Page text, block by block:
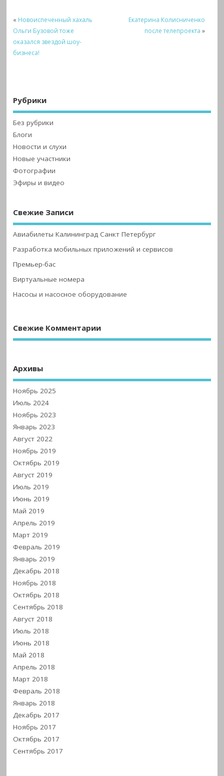
« Новоиспеченный хахаль
Ольги Бузовой тоже
оказался звездой шоу-
бизнеса!
Екатерина Колисниченко
после телепроекта »
Рубрики
Без рубрики
Блоги
Новости и слухи
Новые участники
Фотографии
Эфиры и видео
Свежие Записи
Авиабилеты Калининград Санкт Петербург
Разработка мобильных приложений и сервисов
Премьер-бас
Виртуальные номера
Насосы и насосное оборудование
Свежие Комментарии
Архивы
Ноябрь 2025
Июль 2024
Ноябрь 2023
Январь 2023
Август 2022
Ноябрь 2019
Октябрь 2019
Август 2019
Июль 2019
Июнь 2019
Май 2019
Апрель 2019
Март 2019
Февраль 2019
Январь 2019
Декабрь 2018
Ноябрь 2018
Октябрь 2018
Сентябрь 2018
Август 2018
Июль 2018
Июнь 2018
Май 2018
Апрель 2018
Март 2018
Февраль 2018
Январь 2018
Декабрь 2017
Ноябрь 2017
Октябрь 2017
Сентябрь 2017